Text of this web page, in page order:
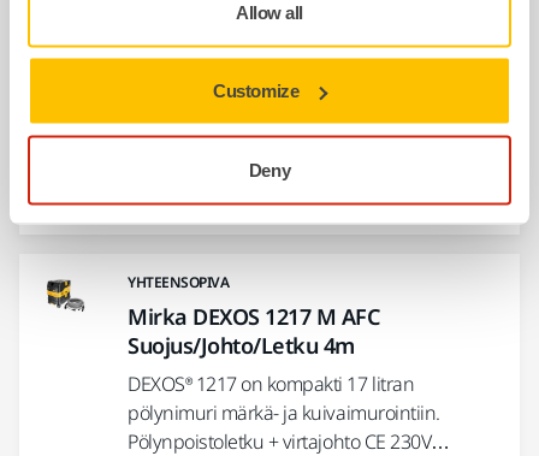
Allow all
Customize
Deny
YHTEENSOPIVA
pölynpoistoletku 4m
DEXOS® 1217 on kompakti 17 litran
pölynimuri märkä- ja kuivaimurointiin.
Pölynpoistoletku 27mm x 4m +…
YHTEENSOPIVA
Mirka DEXOS 1217 M AFC
Suojus/Johto/Letku 4m
DEXOS® 1217 on kompakti 17 litran
pölynimuri märkä- ja kuivaimurointiin.
Pölynpoistoletku + virtajohto CE 230V…